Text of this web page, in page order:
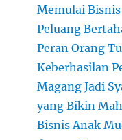
Memulai
Peluang
Peran Orang
Keberhasilan
Magang Jadi
yang Bikin
Bisnis Anak